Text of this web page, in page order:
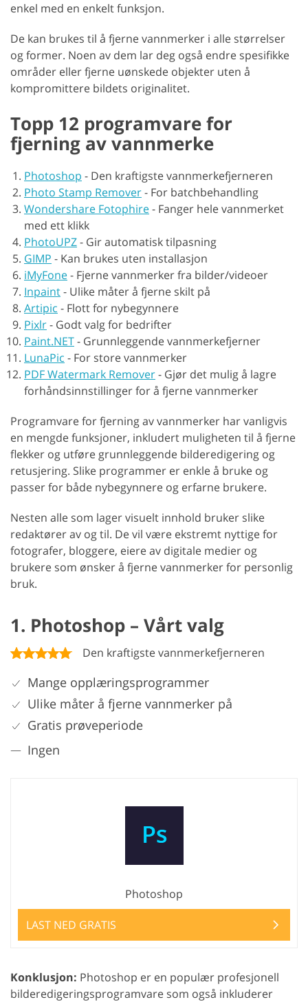
enkel med en enkelt funksjon.
De kan brukes til å fjerne vannmerker i alle størrelser
og former. Noen av dem lar deg også endre spesifikke
områder eller fjerne uønskede objekter uten å
kompromittere bildets originalitet.
Topp 12 programvare for
fjerning av vannmerke
Photoshop - Den kraftigste vannmerkefjerneren
Photo Stamp Remover- For batchbehandling
Wondershare Fotophire- Fanger hele vannmerket
med ett klikk
PhotoUPZ- Gir automatisk tilpasning
GIMP - Kan brukes uten installasjon
iMyFone- Fjerne vannmerker fra bilder/videoer
Inpaint- Ulike måter å fjerne skilt på
Artipic - Flott for nybegynnere
Pixlr- Godt valg for bedrifter
Paint.NET- Grunnleggende vannmerkefjerner
LunaPic - For store vannmerker
PDF Watermark Remover- Gjør det mulig å lagre
forhåndsinnstillinger for å fjerne vannmerker
Programvare for fjerning av vannmerker har vanligvis
en mengde funksjoner, inkludert muligheten til å fjerne
flekker og utføre grunnleggende bilderedigering og
retusjering. Slike programmer er enkle å bruke og
passer for både nybegynnere og erfarne brukere.
Nesten alle som lager visuelt innhold bruker slike
redaktører av og til. De vil være ekstremt nyttige for
fotografer, bloggere, eiere av digitale medier og
brukere som ønsker å fjerne vannmerker for personlig
bruk.
1. Photoshop – Vårt valg
Den kraftigste vannmerkefjerneren
Mange opplæringsprogrammer
Ulike måter å fjerne vannmerker på
Gratis prøveperiode
Ingen
Photoshop
LAST NED GRATIS
Konklusjon: Photoshop er en populær profesjonell
bilderedigeringsprogramvare som også inkluderer